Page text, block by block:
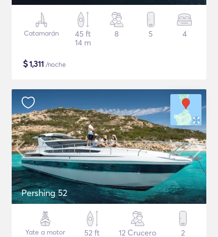
Catamarán
45 ft
14 m
8 5 4
$1,311 /noche
Pershing 52
Yate a motor
52 ft
12 Crucero 2